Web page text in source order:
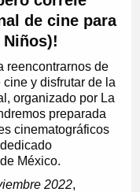
de cine para
reencontrarnos de
y disfrutar de la
organizado por La
preparada
cinematográficos
México.
2022,